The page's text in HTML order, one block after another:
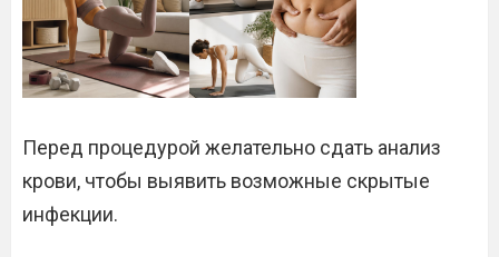
Перед процедурой желательно сдать анализ
крови, чтобы выявить возможные скрытые
инфекции.